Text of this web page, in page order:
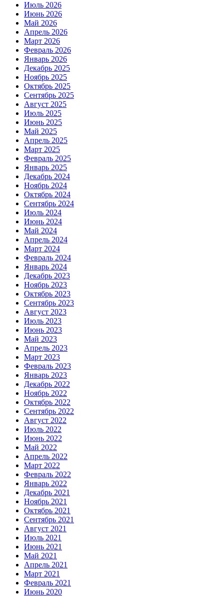
Июль 2026
Июнь 2026
Май 2026
Апрель 2026
Март 2026
Февраль 2026
Январь 2026
Декабрь 2025
Ноябрь 2025
Октябрь 2025
Сентябрь 2025
Август 2025
Июль 2025
Июнь 2025
Май 2025
Апрель 2025
Март 2025
Февраль 2025
Январь 2025
Декабрь 2024
Ноябрь 2024
Октябрь 2024
Сентябрь 2024
Июль 2024
Июнь 2024
Май 2024
Апрель 2024
Март 2024
Февраль 2024
Январь 2024
Декабрь 2023
Ноябрь 2023
Октябрь 2023
Сентябрь 2023
Август 2023
Июль 2023
Июнь 2023
Май 2023
Апрель 2023
Март 2023
Февраль 2023
Январь 2023
Декабрь 2022
Ноябрь 2022
Октябрь 2022
Сентябрь 2022
Август 2022
Июль 2022
Июнь 2022
Май 2022
Апрель 2022
Март 2022
Февраль 2022
Январь 2022
Декабрь 2021
Ноябрь 2021
Октябрь 2021
Сентябрь 2021
Август 2021
Июль 2021
Июнь 2021
Май 2021
Апрель 2021
Март 2021
Февраль 2021
Июнь 2020